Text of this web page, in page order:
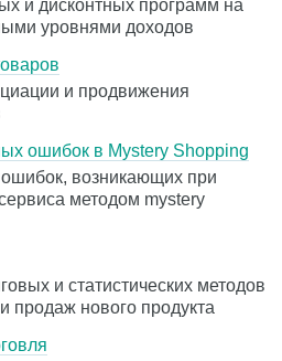
и дисконтных программ на
уровнями доходов
и продвижения
ошибок в Mystery Shopping
возникающих при
методом mystery
и статистических методов
продаж нового продукта